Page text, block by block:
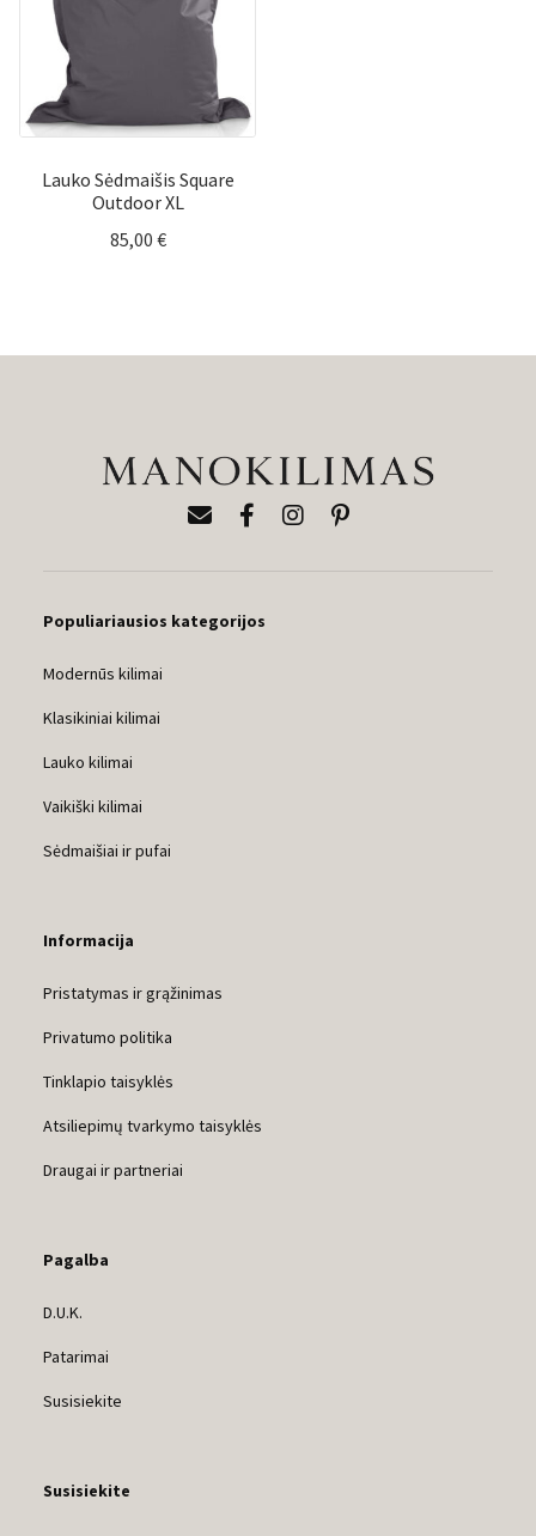
Lauko Sėdmaišis Square
Outdoor XL
85,00 €
Populiariausios kategorijos
Modernūs kilimai
Klasikiniai kilimai
Lauko kilimai
Vaikiški kilimai
Sėdmaišiai ir pufai
Informacija
Pristatymas ir grąžinimas
Privatumo politika
Tinklapio taisyklės
Atsiliepimų tvarkymo taisyklės
Draugai ir partneriai
Pagalba
D.U.K.
Patarimai
Susisiekite
Susisiekite